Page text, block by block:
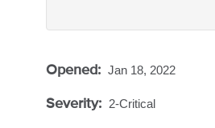
Opened: Jan 18, 2022
Severity: 2-Critical